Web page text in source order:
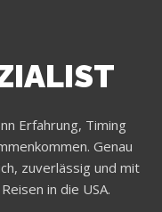
Erfahrung, Timing
Genau
zuverlässig und mit
in die USA.